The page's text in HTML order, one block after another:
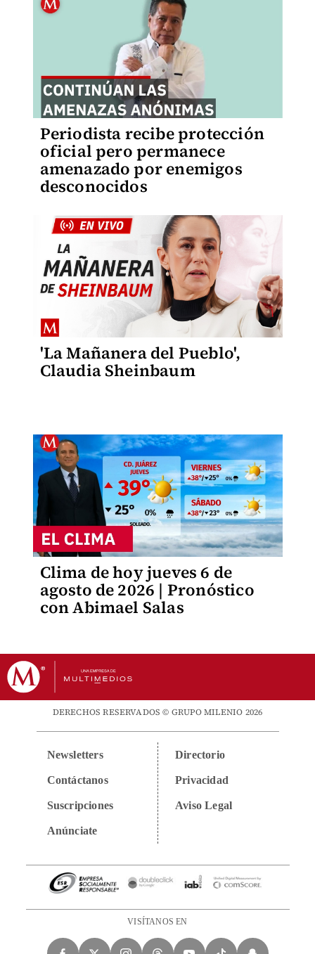
Periodista recibe protección
oficial pero permanece
amenazado por enemigos
desconocidos
'La Mañanera del Pueblo',
Claudia Sheinbaum
Clima de hoy jueves 6 de
agosto de 2026 | Pronóstico
con Abimael Salas
DERECHOS RESERVADOS © GRUPO MILENIO 2026
Newsletters
Contáctanos
Suscripciones
Anúnciate
Directorio
Privacidad
Aviso Legal
VISÍTANOS EN